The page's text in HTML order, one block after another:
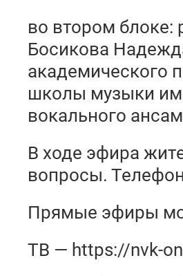
во втором
Босикова
академического
школы музыки им.
вокального
В ходе эфира
вопросы.
Прямые эфиры
ТВ — https://nvk-